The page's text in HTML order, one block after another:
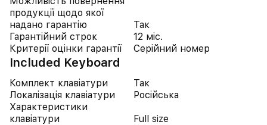
продукції щодо якої
надано гарантію
Так
Гарантійний строк
12 міс.
Критерії оцінки гарантії
Серійний номер
Included Keyboard
Комплект клавіатури
Так
Локалізація клавіатури
Російська
Характеристики
клавіатури
Full size